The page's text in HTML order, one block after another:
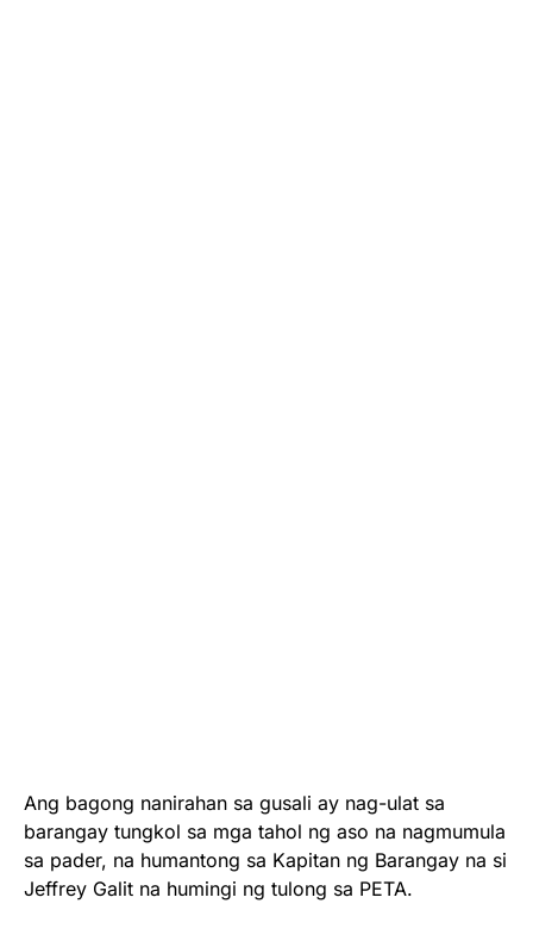
Ang bagong nanirahan sa gusali ay nag-ulat sa
barangay tungkol sa mga tahol ng aso na nagmumula
sa pader, na humantong sa Kapitan ng Barangay na si
Jeffrey Galit na humingi ng tulong sa PETA.